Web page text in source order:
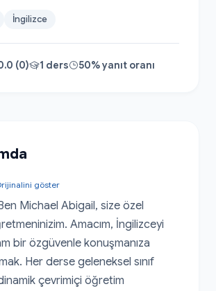
İngilizce
(0) 1 ders 50% yanıt oranı
göster
Michael Abigail, size özel
Amacım, İngilizceyi
bir özgüvenle konuşmanıza
Her derse geleneksel sınıf
çevrimiçi öğretim